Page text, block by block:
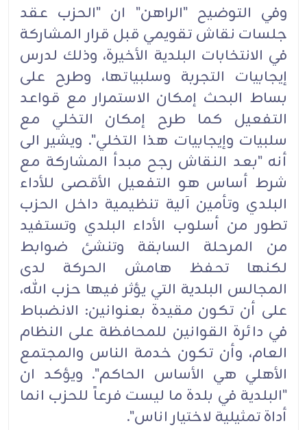
وفي التوضيح "الراهن" ان "الحزب عقد
جلسات نقاش تقويمي قبل قرار المشاركة
في الانتخابات البلدية الأخيرة، وذلك لدرس
إيجابيات التجربة وسلبياتها، وطرح على
بساط البحث إمكان الاستمرار مع قواعد
التفعيل كما طرح إمكان التخلي مع
سلبيات وإيجابيات هذا التخلي". ويشير الى
أنه "بعد النقاش رجح مبدأ المشاركة مع
شرط أساس هو التفعيل الأقصى للأداء
البلدي وتأمين آلية تنظيمية داخل الحزب
تطور من أسلوب الأداء البلدي وتستفيد
من المرحلة السابقة وتنشئ ضوابط
لكنها تحفظ هامش الحركة لدى
المجالس البلدية التي يؤثر فيها حزب الله،
على أن تكون مقيدة بعنوانين: الانضباط
في دائرة القوانين للمحافظة على النظام
العام، وأن تكون خدمة الناس والمجتمع
الأهلي هي الأساس الحاكم". ويؤكد ان
"البلدية في بلدة ما ليست فرعاً للحزب انما
أداة تمثيلية لاختيار اناس".‏